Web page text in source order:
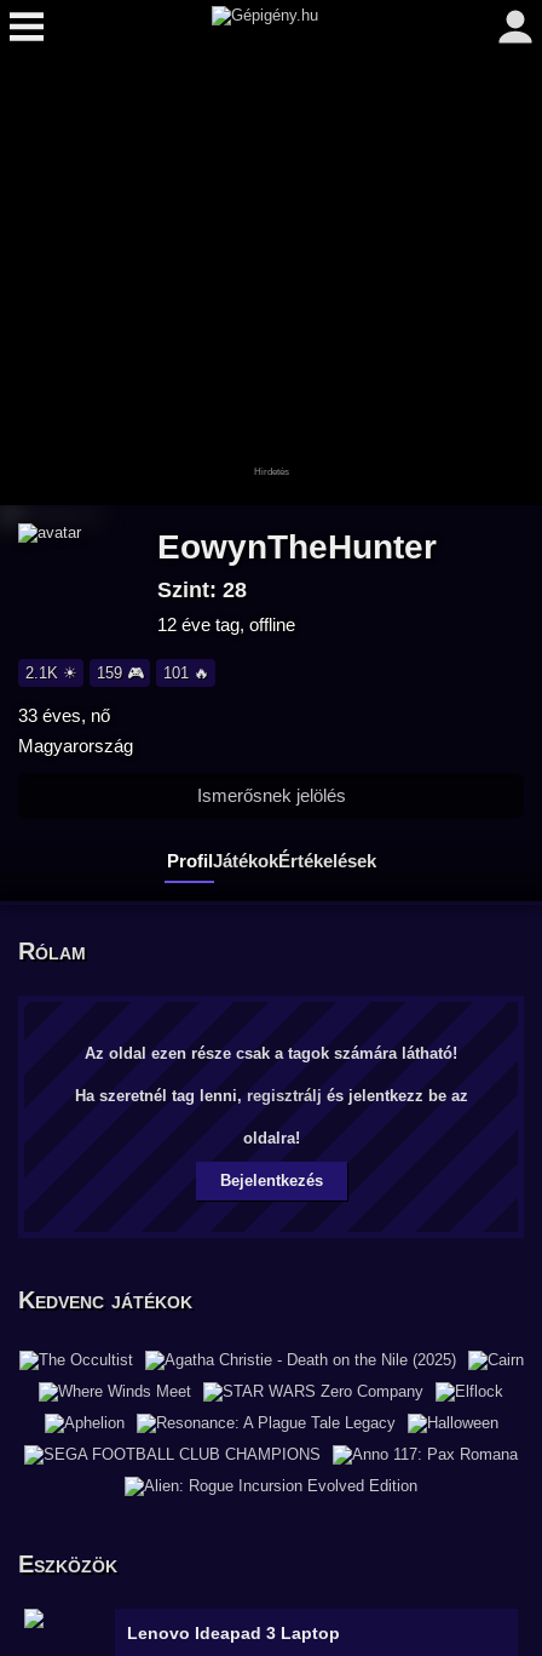
EowynTheHunter
Szint: 28
12 éve tag, offline
2.1K ☀ 159 🎮 101 🔥
33 éves, nő
Magyarország
ProfilJátékokÉrtékelések
Ismerősnek jelölés
Rólam
Az oldal ezen része csak a tagok számára látható!
Ha szeretnél tag lenni, regisztrálj és jelentkezz be az
oldalra!
Bejelentkezés
Kedvenc játékok
Eszközök
Lenovo Ideapad 3 Laptop